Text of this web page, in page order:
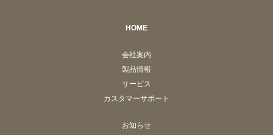
HOME
会社案内
製品情報
サービス
カスタマーサポート
お知らせ